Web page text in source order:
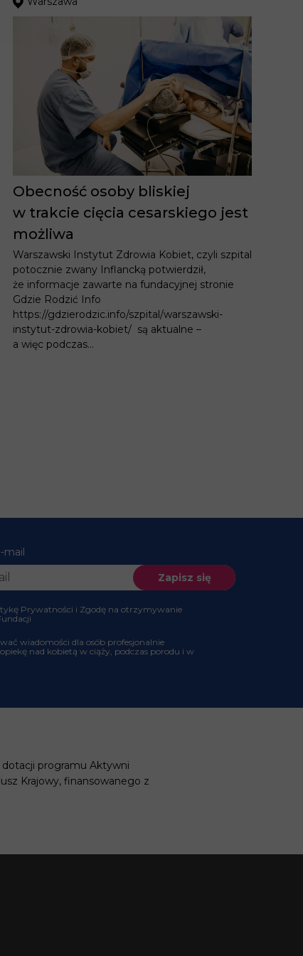
Obecność osoby bliskiej
w trakcie cięcia cesarskiego jest
możliwa
Warszawski Instytut Zdrowia Kobiet, czyli szpital
potocznie zwany Inflancką potwierdził,
że informacje zawarte na fundacyjnej stronie
Gdzie Rodzić Info
https://gdzierodzic.info/szpital/warszawski-
instytut-zdrowia-kobiet/ są aktualne –
a więc podczas...
mail
Prywatności i Zgodę na otrzymywanie
wiadomości dla osób profesjonalnie
nad kobietą w ciąży, podczas porodu i w
dotacji programu Aktywni
Krajowy, finansowanego z